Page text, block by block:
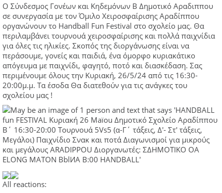
Ο Σύνδεσμος Γονέων και Κηδεμόνων Β Δημοτικό Αραδιππου
σε συνεργασία με τον Όμιλο Χειροσφαίρισης Αραδίππου
οργανώνουν το Handball Fun Festival στο σχολείο μας. Θα
περιλαμβάνει τουρνουά χειροσφαίρισης και πολλά παιχνίδια
για όλες τις ηλικίες. Σκοπός της διοργάνωσης είναι να
περάσουμε, γονείς και παιδιά, ένα όμορφο κυριακάτικο
απόγευμα με παιχνίδι, φαγητό, ποτό και διασκέδαση. Σας
περιμένουμε όλους την Κυριακή, 26/5/24 από τις 16:30-
20:00μ.μ. Τα έσοδα Θα διατεθούν για τις ανάγκες του
σχολείου μας !
All reactions: